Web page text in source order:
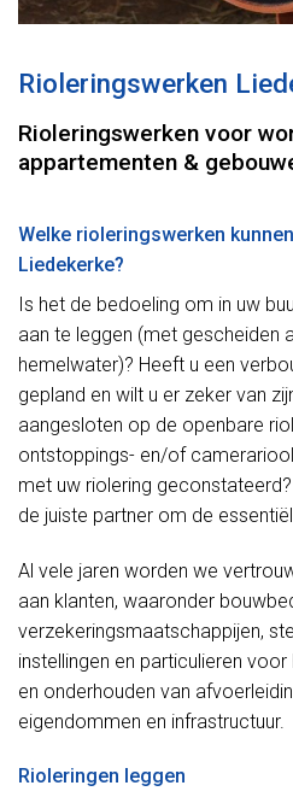
Rioleringswerken
Rioleringswerken voor
appartementen &
Welke rioleringswerken
Liedekerke?
Is het de bedoeling om in uw
aan te leggen (met gescheiden
hemelwater)? Heeft u een
gepland en wilt u er zeker van
aangesloten op de openbare
ontstoppings- en/of
met uw riolering
de juiste partner om de
Al vele jaren worden we
aan klanten, waaronder
verzekeringsmaatschappijen,
instellingen en particulieren
en onderhouden van
eigendommen en infrastructuur.
Rioleringen leggen